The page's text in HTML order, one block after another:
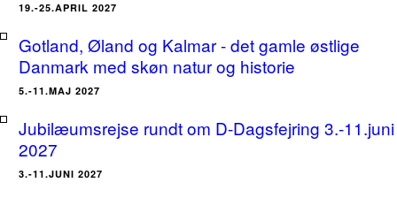
19.-25.APRIL 2027
Gotland, Øland og Kalmar - det gamle østlige
Danmark med skøn natur og historie
5.-11.MAJ 2027
Jubilæumsrejse rundt om D-Dagsfejring 3.-11.juni
2027
3.-11.JUNI 2027